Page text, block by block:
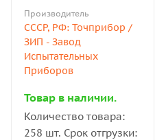
Производитель
СССР, РФ: Точприбор /
ЗИП - Завод
Испытательных
Приборов
Товар в наличии.
Количество товара:
258 шт. Срок отгрузки: